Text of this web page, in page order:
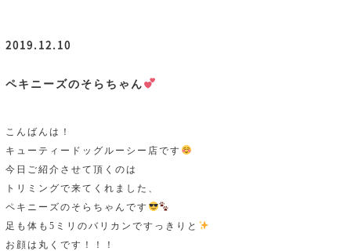
2019.12.10
ペキニーズのそらちゃん
こんばんは！
キューティードッグルーシー店です
今日ご紹介させて頂くのは
トリミングで来てくれました、
ペキニーズのそらちゃんです
足も体も5ミリのバリカンですっきりと
お顔は丸くです！！！